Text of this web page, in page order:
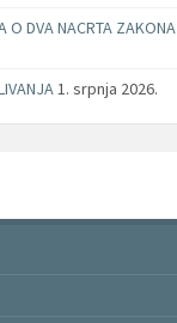
O DVA NACRTA ZAKONA
1. srpnja 2026.